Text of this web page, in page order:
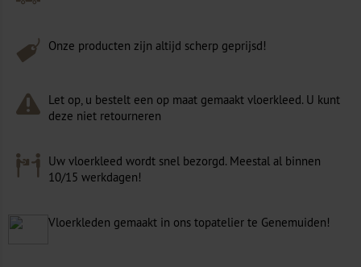
Onze producten zijn altijd scherp geprijsd!
Let op, u bestelt een op maat gemaakt vloerkleed. U kunt
deze niet retourneren
Uw vloerkleed wordt snel bezorgd. Meestal al binnen
10/15 werkdagen!
Vloerkleden gemaakt in ons topatelier te Genemuiden!